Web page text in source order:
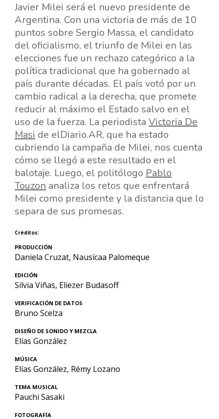
Javier Milei será el nuevo presidente de
Argentina. Con una victoria de más de 10
puntos sobre Sergio Massa, el candidato
del oficialismo, el triunfo de Milei en las
elecciones fue un rechazo categórico a la
política tradicional que ha gobernado al
país durante décadas. El país votó por un
cambio radical a la derecha, que promete
reducir al máximo el Estado salvo en el
uso de la fuerza. La periodista Victoria De
Masi de elDiario.AR, que ha estado
cubriendo la campaña de Milei, nos cuenta
cómo se llegó a este resultado en el
balotaje. Luego, el politólogo Pablo
Touzon analiza los retos que enfrentará
Milei como presidente y la distancia que lo
separa de sus promesas.
Créditos:
PRODUCCIÓN
Daniela Cruzat, Nausícaa Palomeque
EDICIÓN
Silvia Viñas, Eliezer Budasoff
VERIFICACIÓN DE DATOS
Bruno Scelza
DISEÑO DE SONIDO Y MEZCLA
Elías González
MÚSICA
Elías González, Rémy Lozano
TEMA MUSICAL
Pauchi Sasaki
FOTOGRAFÍA